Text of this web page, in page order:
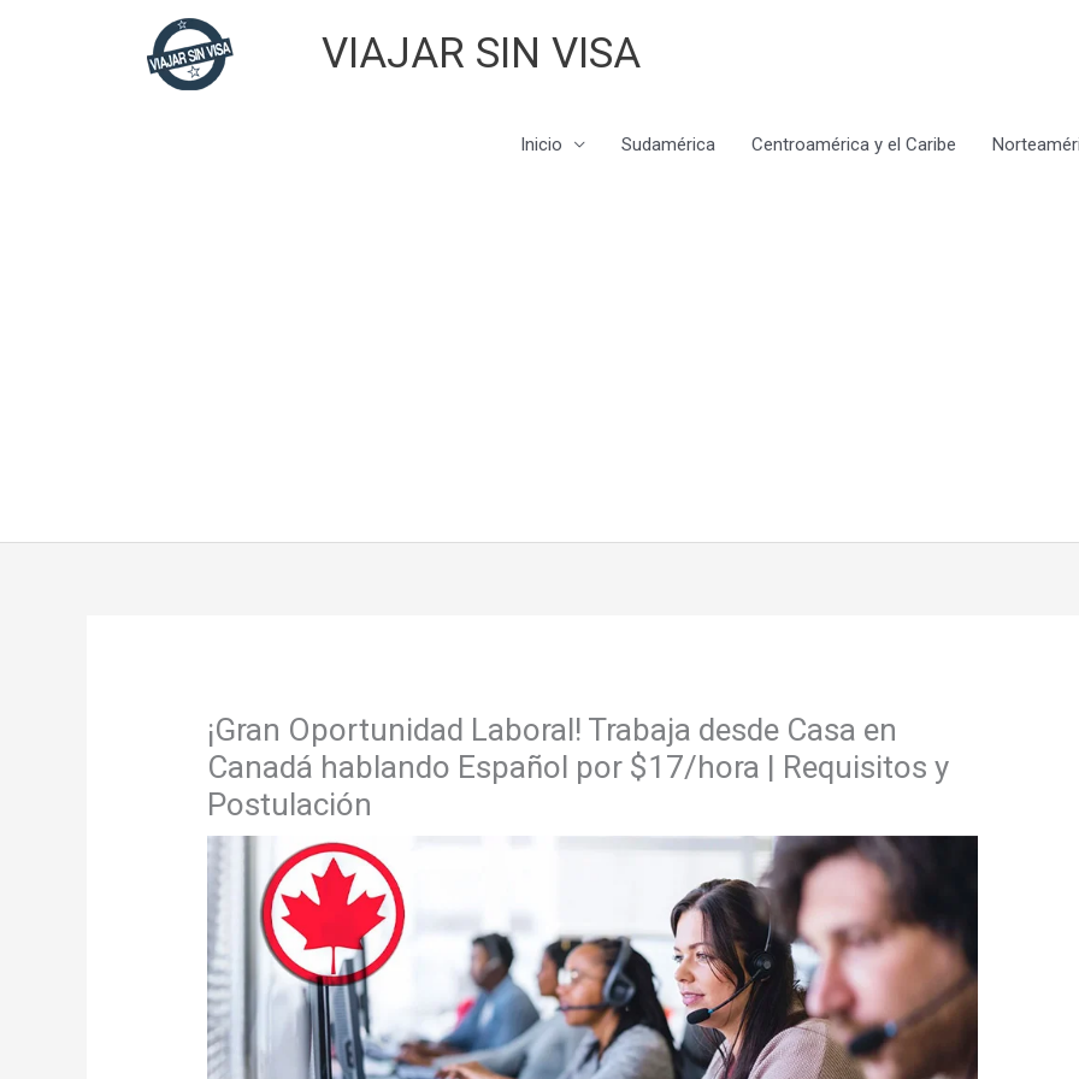
VIAJAR SIN VISA
Inicio Sudamérica Centroamérica y el Caribe
¡Gran Oportunidad Laboral! Trabaja desde Casa en
Canadá hablando Español por $17/hora | Requisitos y
Postulación